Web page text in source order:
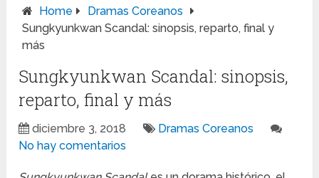
Home
Dramas Coreanos
Sungkyunkwan Scandal: sinopsis, reparto, final y
más
Sungkyunkwan Scandal: sinopsis,
reparto, final y más
diciembre 3, 2018
Dramas Coreanos
No hay comentarios